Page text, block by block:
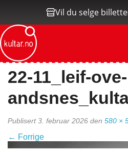
Vil du selge
22-11_leif-ove-
Publisert3. februar 2026 den 580 ×
← Forrige